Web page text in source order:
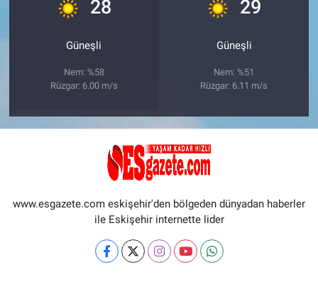
28
Güneşli
Nem: %58
Rüzgar: 6.00 m/s
29
Güneşli
Nem: %51
Rüzgar: 6.11 m/s
www.esgazete.com eskişehir'den bölgeden dünyadan haberler
ile Eskişehir internette lider